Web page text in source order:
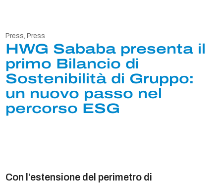
Press, Press
HWG Sababa presenta il
primo Bilancio di
Sostenibilità di Gruppo:
un nuovo passo nel
percorso ESG
Con l’estensione del perimetro di